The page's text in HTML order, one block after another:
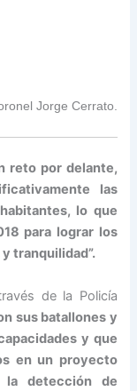
Jorge Cerrato.
reto por delante,
las
lo que
para lograr los
tranquilidad”.
de la Policía
sus batallones y
y que
en un proyecto
la detección de